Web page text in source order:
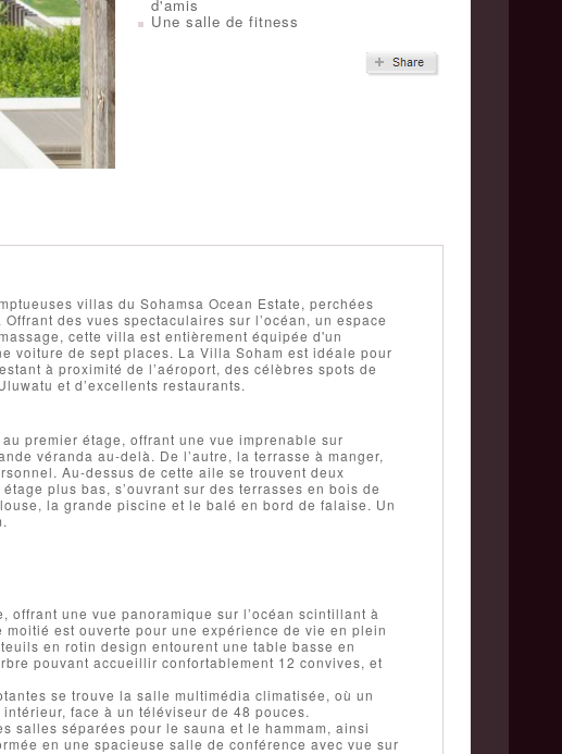
d'amis
Une salle de fitness
villas du Sohamsa Ocean Estate, perchées
des vues spectaculaires sur l’océan, un espace
cette villa est entièrement équipée d'un
voiture de sept places. La Villa Soham est idéale pour
à proximité de l’aéroport, des célèbres spots de
et d’excellents restaurants.
premier étage, offrant une vue imprenable sur
véranda au-delà. De l’autre, la terrasse à manger,
Au-dessus de cette aile se trouvent deux
plus bas, s’ouvrant sur des terrasses en bois de
la grande piscine et le balé en bord de falaise. Un
une vue panoramique sur l’océan scintillant à
est ouverte pour une expérience de vie en plein
en rotin design entourent une table basse en
pouvant accueillir confortablement 12 convives, et
se trouve la salle multimédia climatisée, où un
face à un téléviseur de 48 pouces.
salles séparées pour le sauna et le hammam, ainsi
en une spacieuse salle de conférence avec vue sur